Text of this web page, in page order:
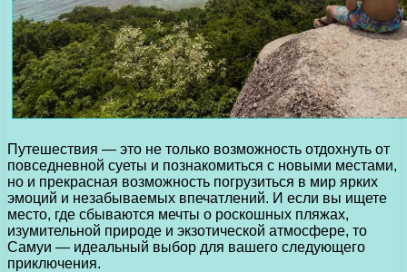
Путешествия — это не только возможность отдохнуть от
повседневной суеты и познакомиться с новыми местами,
но и прекрасная возможность погрузиться в мир ярких
эмоций и незабываемых впечатлений. И если вы ищете
место, где сбываются мечты о роскошных пляжах,
изумительной природе и экзотической атмосфере, то
Самуи — идеальный выбор для вашего следующего
приключения.